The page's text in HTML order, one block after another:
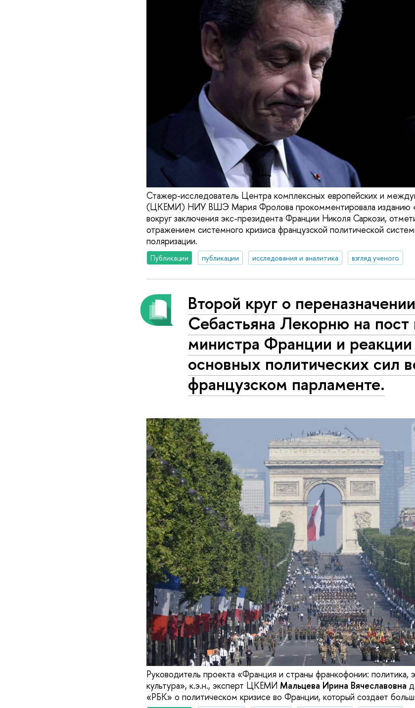
Стажер-исследователь Центра комплексных европейских и
(ЦКЕМИ) НИУ ВШЭ Мария Фролова прокомментировала изданию
вокруг заключения экс-президента Франции Николя Саркози,
отражением системного кризиса французской политической
поляризации.
Публикации публикации исследования и аналитика взгляд ученого
Второй круг о переназначении
Себастьяна Лекорню на
министра Франции и реакции
основных политических сил
французском парламенте.
Руководитель проекта «Франция и страны франкофонии: политика,
культура», к.э.н., эксперт ЦКЕМИ Мальцева Ирина Вячеславовна
«РБК» о политическом кризисе во Франции, который создает